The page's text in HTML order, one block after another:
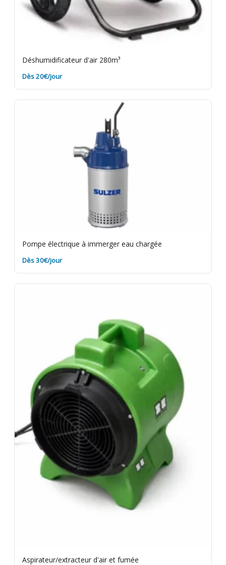
Déshumidificateur d'air 280m³
Dès 20€/jour
Pompe électrique à immerger eau chargée
Dès 30€/jour
Aspirateur/extracteur d'air et fumée